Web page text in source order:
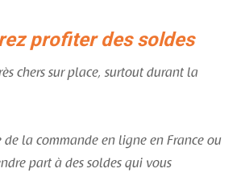
profiter des soldes
chers sur place, surtout durant la
la commande en ligne en France ou
part à des soldes qui vous